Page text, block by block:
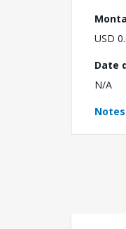
USD
Date
N/A
Notes